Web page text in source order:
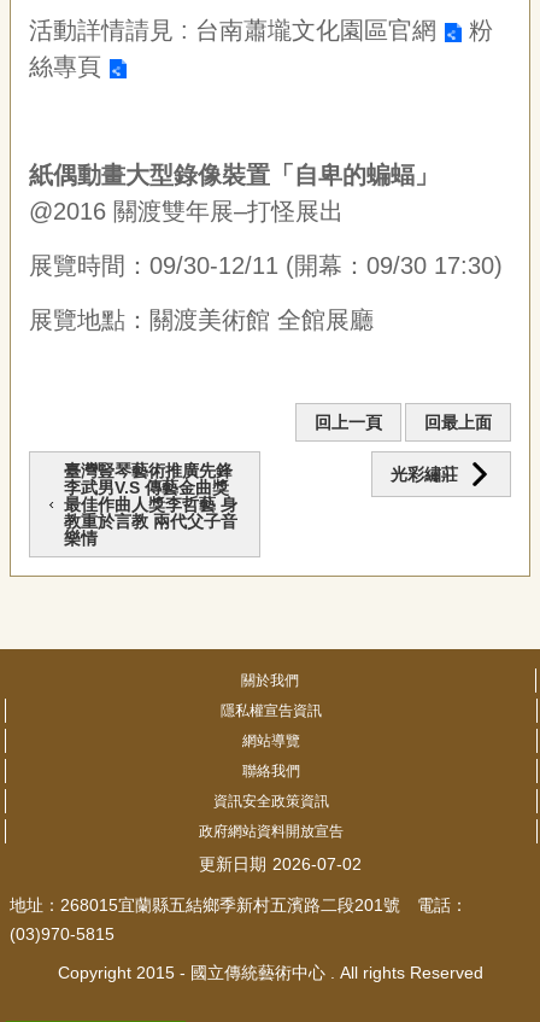
活動詳情請見 : 台南蕭壠文化園區官網
粉
絲專頁
紙偶動畫大型錄像裝置「自卑的蝙蝠」
@2016 關渡雙年展–打怪展出
展覽時間：09/30-12/11 (開幕：09/30 17:30)
展覽地點：關渡美術館 全館展廳
回上一頁 回最上面
臺灣豎琴藝術推廣先鋒
李武男V.S 傳藝金曲獎
最佳作曲人獎李哲藝 身
教重於言教 兩代父子音
樂情
光彩繡莊
關於我們
隱私權宣告資訊
網站導覽
聯絡我們
資訊安全政策資訊
政府網站資料開放宣告
更新日期 2026-07-02
地址：268015宜蘭縣五結鄉季新村五濱路二段201號 電話：
(03)970-5815
Copyright 2015 - 國立傳統藝術中心 . All rights Reserved